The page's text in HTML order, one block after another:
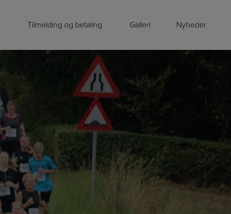
Tilmelding og betaling Galleri Nyheder